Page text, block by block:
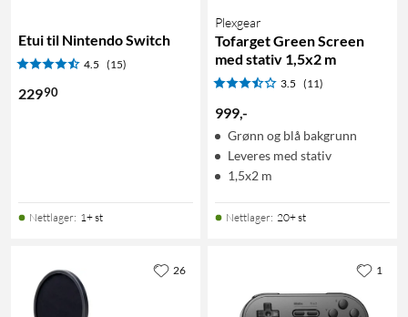
Etui til Nintendo Switch
4.5 (15)
22990
Nettlager: 1+ st
Plexgear
Tofarget Green Screen
med stativ 1,5x2 m
3.5 (11)
999,-
Grønn og blå bakgrunn
Leveres med stativ
1,5x2 m
Nettlager: 20+ st
26 1